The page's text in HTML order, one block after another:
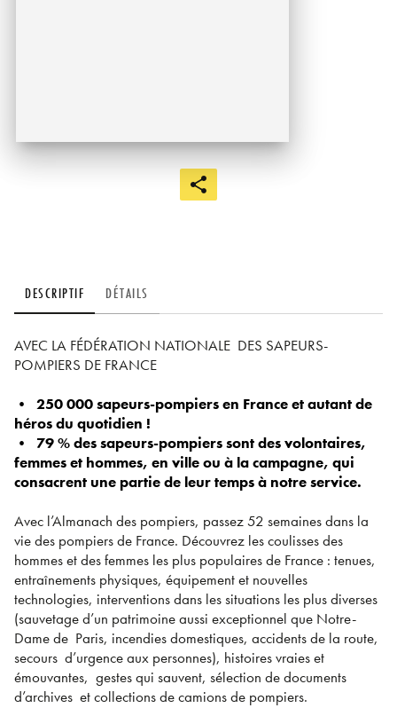
DESCRIPTIF DÉTAILS
AVEC LA FÉDÉRATION NATIONALE DES SAPEURS-
POMPIERS DE FRANCE
•
250 000 sapeurs-pompiers en France et autant de
héros du quotidien !
•
79 % des sapeurs-pompiers sont des volontaires,
femmes et hommes, en ville ou à la campagne, qui
consacrent une partie de leur temps à notre service.
Avec l’Almanach des pompiers, passez 52 semaines dans la
vie des pompiers de France. Découvrez les coulisses des
hommes et des femmes les plus populaires de France : tenues,
entraînements physiques, équipement et nouvelles
technologies, interventions dans les situations les plus diverses
(sauvetage d’un patrimoine aussi exceptionnel que Notre-
Dame de Paris, incendies domestiques, accidents de la route,
secours d’urgence aux personnes), histoires vraies et
émouvantes, gestes qui sauvent, sélection de documents
d’archives et collections de camions de pompiers.